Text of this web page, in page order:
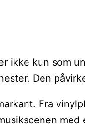
kun som
Den
Fra